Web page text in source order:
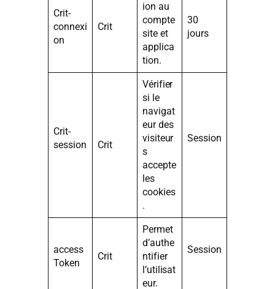
Crit-
connexi
on
Crit
ion au
compte
site et
applica
tion.
30
jours
Crit-
session
Crit
Vérifier
si le
navigat
eur des
visiteur
s
accepte
les
cookies
.
Session
access
Token
Crit
Permet
d’authe
ntifier
l’utilisat
eur.
Session